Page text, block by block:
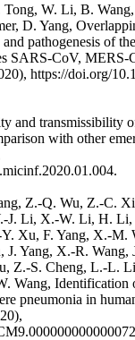
W. Li, B.
D. Yang,
pathogenesis of
SARS-CoV, MERS-
https://doi.org/
and transmissibility
with other
Z.-Q. Wu, Z.-C.
J. Li, X.-W. Li, H.
Xu, F. Yang, X.-M.
J. Yang, X.-R.
Z.-S. Cheng, L.-L.
Wang, Identification
pneumonia in